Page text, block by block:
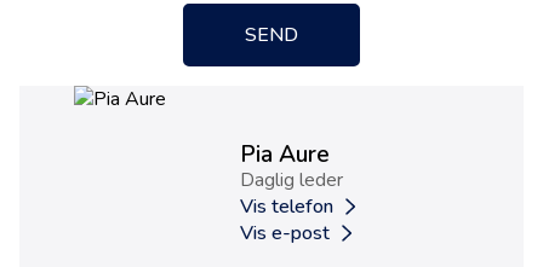
SEND
Pia Aure
Daglig leder
Vis telefon
Vis e-post